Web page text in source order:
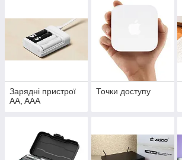
Зарядні пристрої
AA, AAA
Точки доступу